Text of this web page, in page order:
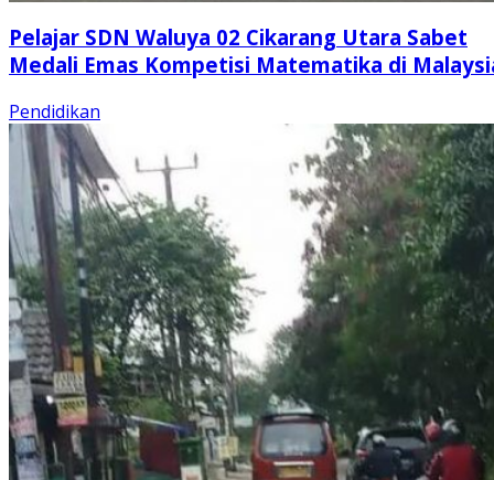
Pelajar SDN Waluya 02 Cikarang Utara Sabet
Medali Emas Kompetisi Matematika di
Pendidikan